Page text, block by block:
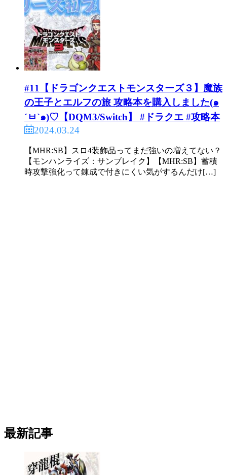
#11【ドラゴンクエストモンスターズ３】魔族
の王子とエルフの旅 攻略本を購入しました(๑
´ㅂ`๑)♡【DQM3/Switch】 #ドラクエ #攻略本
2024.03.24
【MHR:SB】スロ4装飾品ってまだ強いの増えてない？
【モンハンライズ：サンブレイク】【MHR:SB】蓄積
時攻撃強化って錬成で付きにくい気がするんだけ[…]
最新記事